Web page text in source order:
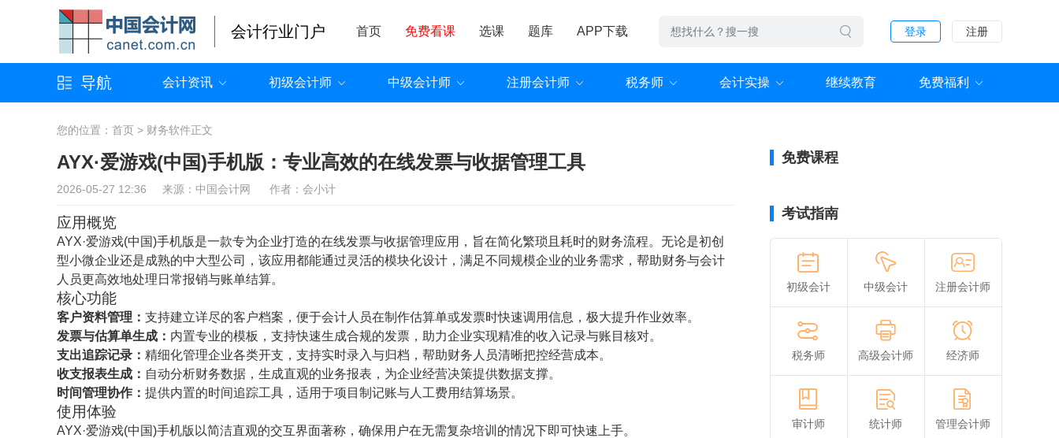
会计行业门户 首页 免费看课 选课 题库 APP下载 登录 注册
导航 会计资讯 初级会计师 中级会计师 注册会计师 税务师 会计实操 继续教育 免费福利
您的位置： 首页 > 财务软件正文
AYX·爱游戏(中国)手机版：专业高效的在线发票与收据管理工具
2026-05-27 12:36 来源：中国会计网 作者：会小计
应用概览
AYX·爱游戏(中国)手机版是一款专为企业打造的在线发票与收据管理应用，旨在简化繁琐且耗时的财务流程。无论是初创
型小微企业还是成熟的中大型公司，该应用都能通过灵活的模块化设计，满足不同规模企业的业务需求，帮助财务与会计
人员更高效地处理日常报销与账单结算。
核心功能
客户资料管理： 支持建立详尽的客户档案，便于会计人员在制作估算单或发票时快速调用信息，极大提升作业效率。
发票与估算单生成： 内置专业的模板，支持快速生成合规的发票，助力企业实现精准的收入记录与账目核对。
支出追踪记录： 精细化管理企业各类开支，支持实时录入与归档，帮助财务人员清晰把控经营成本。
收支报表生成： 自动分析财务数据，生成直观的业务报表，为企业经营决策提供数据支撑。
时间管理协作： 提供内置的时间追踪工具，适用于项目制记账与人工费用结算场景。
使用体验
AYX·爱游戏(中国)手机版以简洁直观的交互界面著称，确保用户在无需复杂培训的情况下即可快速上手。
免费课程
考试指南
初级会计 中级会计 注册会计师
税务师 高级会计师 经济师
审计师 统计师 管理会计师